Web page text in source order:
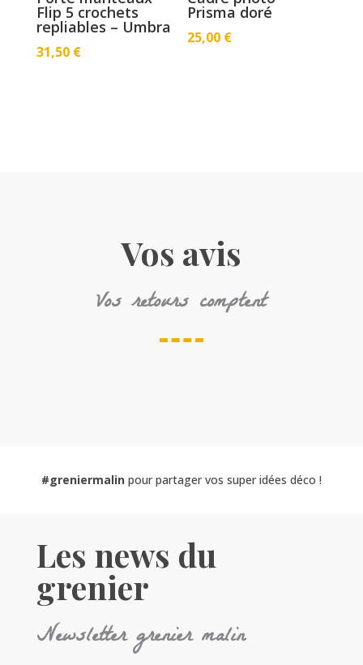
Flip 5 crochets
repliables – Umbra
31,50 €
Prisma doré
25,00 €
Vos avis
Vos retours comptent
#greniermalinpour partager vos super idées déco !
Les news du
grenier
Newsletter grenier malin